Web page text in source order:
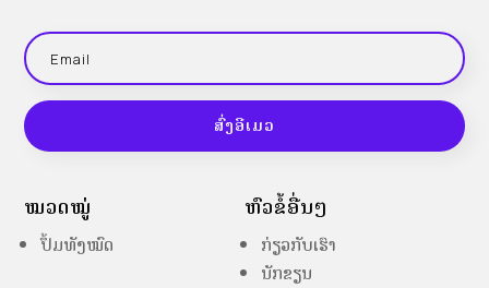
ສົ່ງອີເມວ
ໝວດໝູ່
ປຶ້ມທັງໝົດ
ຫົວຂໍ້ອື່ນໆ
ກ່ຽວກັບເຮົາ
ນັກຂຽນ